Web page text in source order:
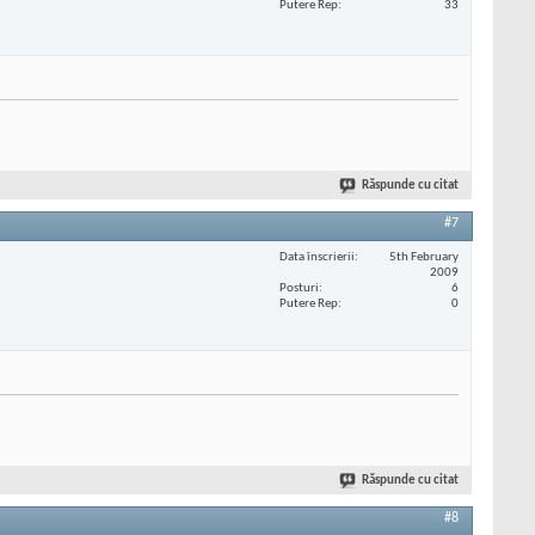
Putere Rep 33
Răspunde cu citat
#7
Data înscrierii
5th February
2009
Posturi
6
Putere Rep
0
Răspunde cu citat
#8